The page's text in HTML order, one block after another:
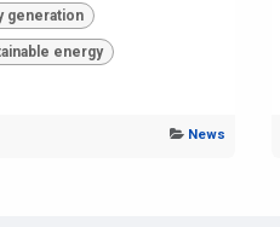
generation
energy
News